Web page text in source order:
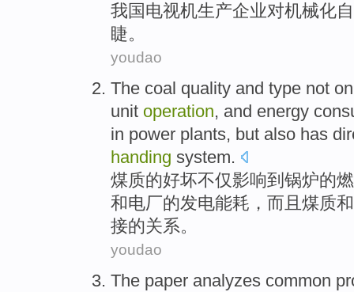
我国电视机生产企业对机械化
睫。
youdao
The coal quality and type not
unit operation, and energy
in power plants, but also has
handing system.
煤质的好坏不仅影响到 锅炉的
和电厂的发电能耗 ， 而且 煤质
接的关系。
youdao
The paper analyzes common